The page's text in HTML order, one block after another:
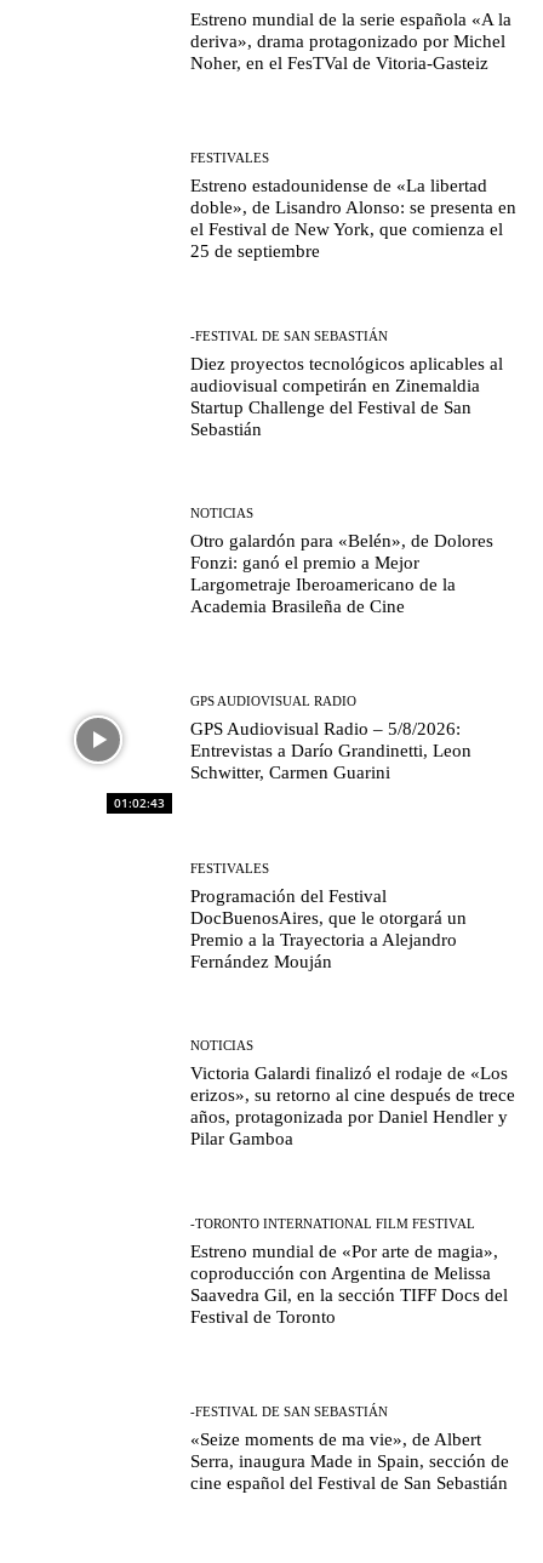
Estreno mundial de la serie española «A la
deriva», drama protagonizado por Michel
Noher, en el FesTVal de Vitoria-Gasteiz
FESTIVALES
Estreno estadounidense de «La libertad
doble», de Lisandro Alonso: se presenta en
el Festival de New York, que comienza el
25 de septiembre
-FESTIVAL DE SAN SEBASTIÁN
Diez proyectos tecnológicos aplicables al
audiovisual competirán en Zinemaldia
Startup Challenge del Festival de San
Sebastián
NOTICIAS
Otro galardón para «Belén», de Dolores
Fonzi: ganó el premio a Mejor
Largometraje Iberoamericano de la
Academia Brasileña de Cine
01:02:43
GPS AUDIOVISUAL RADIO
GPS Audiovisual Radio – 5/8/2026:
Entrevistas a Darío Grandinetti, Leon
Schwitter, Carmen Guarini
FESTIVALES
Programación del Festival
DocBuenosAires, que le otorgará un
Premio a la Trayectoria a Alejandro
Fernández Mouján
NOTICIAS
Victoria Galardi finalizó el rodaje de «Los
erizos», su retorno al cine después de trece
años, protagonizada por Daniel Hendler y
Pilar Gamboa
-TORONTO INTERNATIONAL FILM FESTIVAL
Estreno mundial de «Por arte de magia»,
coproducción con Argentina de Melissa
Saavedra Gil, en la sección TIFF Docs del
Festival de Toronto
-FESTIVAL DE SAN SEBASTIÁN
«Seize moments de ma vie», de Albert
Serra, inaugura Made in Spain, sección de
cine español del Festival de San Sebastián